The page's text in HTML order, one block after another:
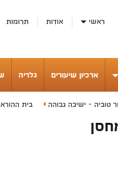
ראשי אודות תרומות
ארכיון שיעורים גלריה
טוביה - ישיבה גבוהה בית